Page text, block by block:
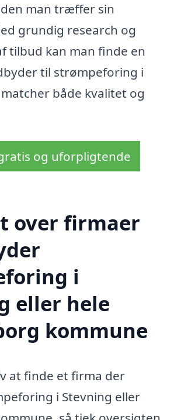
man træffer sin
grundig research og
tilbud kan man finde en
til strømpeforing i
både kvalitet og
og uforpligtende
over firmaer
i
eller hele
kommune
at finde et firma der
i Stevning eller